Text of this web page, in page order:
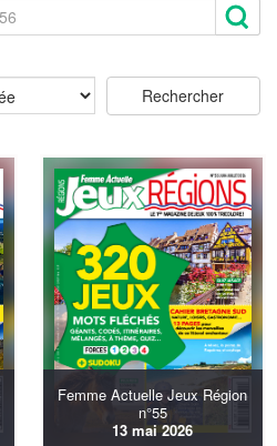
Femme Actuelle Jeux Région
n°55
13 mai 2026